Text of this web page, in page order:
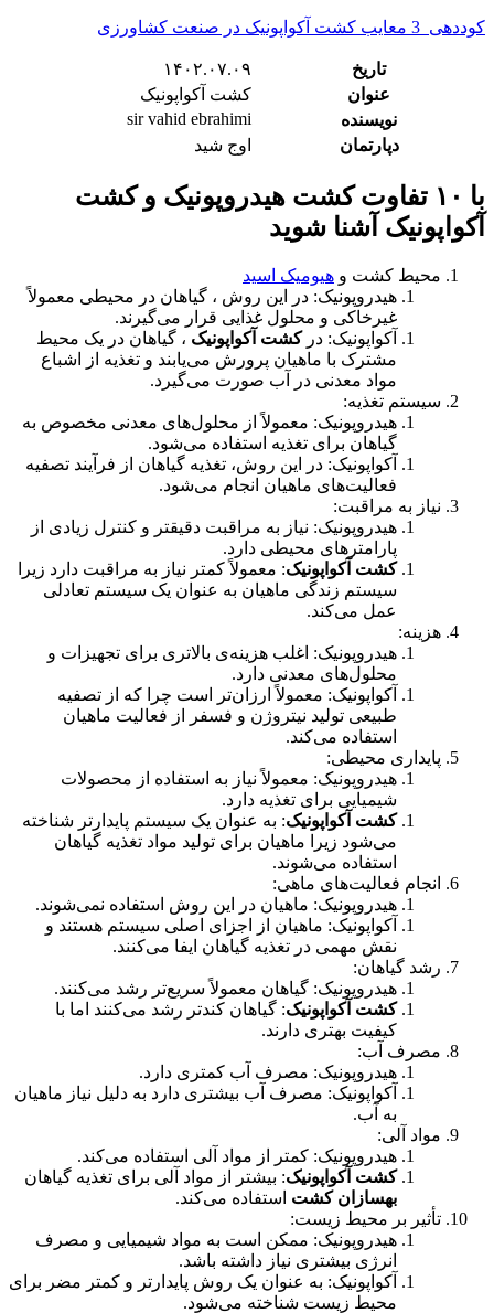
کوددهی 3 معایب کشت آکواپونیک در صنعت کشاورزی
تاریخ
۱۴۰۲.۰۷.۰۹
عنوان
کشت آکواپونیک
نویسنده
sir vahid ebrahimi
دپارتمان
اوج شید
با ۱۰ تفاوت کشت هیدروپونیک و کشت
آکواپونیک آشنا شوید
محیط کشت و هیومیک اسید
هیدروپونیک: در این روش ، گیاهان در محیطی معمولاً
غیرخاکی و محلول غذایی قرار می‌گیرند.
آکواپونیک: درکشت آکواپونیک ، گیاهان در یک محیط
مشترک با ماهیان پرورش می‌یابند و تغذیه از اشباع
مواد معدنی در آب صورت می‌گیرد.
سیستم تغذیه:
هیدروپونیک: معمولاً از محلول‌های معدنی مخصوص به
گیاهان برای تغذیه استفاده می‌شود.
آکواپونیک: در این روش، تغذیه گیاهان از فرآیند تصفیه
فعالیت‌های ماهیان انجام می‌شود.
نیاز به مراقبت:
هیدروپونیک: نیاز به مراقبت دقیقتر و کنترل زیادی از
پارامترهای محیطی دارد.
کشت آکواپونیک: معمولاً کمتر نیاز به مراقبت دارد زیرا
سیستم زندگی ماهیان به عنوان یک سیستم تعادلی
عمل می‌کند.
هزینه:
هیدروپونیک: اغلب هزینه‌ی بالاتری برای تجهیزات و
محلول‌های معدنی دارد.
آکواپونیک: معمولاً ارزان‌تر است چرا که از تصفیه
طبیعی تولید نیتروژن و فسفر از فعالیت ماهیان
استفاده می‌کند.
پایداری محیطی:
هیدروپونیک: معمولاً نیاز به استفاده از محصولات
شیمیایی برای تغذیه دارد.
کشت آکواپونیک: به عنوان یک سیستم پایدار‌تر شناخته
می‌شود زیرا ماهیان برای تولید مواد تغذیه گیاهان
استفاده می‌شوند.
انجام فعالیت‌های ماهی:
هیدروپونیک: ماهیان در این روش استفاده نمی‌شوند.
آکواپونیک: ماهیان از اجزای اصلی سیستم هستند و
نقش مهمی در تغذیه گیاهان ایفا می‌کنند.
رشد گیاهان:
هیدروپونیک: گیاهان معمولاً سریع‌تر رشد می‌کنند.
کشت آکواپونیک: گیاهان کندتر رشد می‌کنند اما با
کیفیت بهتری دارند.
مصرف آب:
هیدروپونیک: مصرف آب کمتری دارد.
آکواپونیک: مصرف آب بیشتری دارد به دلیل نیاز ماهیان
به آب.
مواد آلی:
هیدروپونیک: کمتر از مواد آلی استفاده می‌کند.
کشت آکواپونیک: بیشتر از مواد آلی برای تغذیه گیاهان
بهسازان کشت استفاده می‌کند.
تأثیر بر محیط زیست:
هیدروپونیک: ممکن است به مواد شیمیایی و مصرف
انرژی بیشتری نیاز داشته باشد.
آکواپونیک: به عنوان یک روش پایدار‌تر و کمتر مضر برای
محیط زیست شناخته می‌شود.